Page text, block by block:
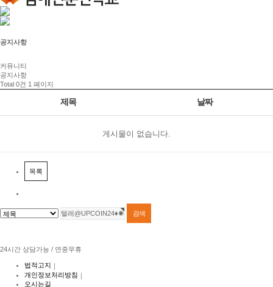
공지사항
커뮤니티
공지사항
Total 0건 1 페이지
제목 날짜
게시물이 없습니다.
목록
24시간 상담가능 / 연중무휴
법적고지 ｜
개인정보처리방침 ｜
오시는길